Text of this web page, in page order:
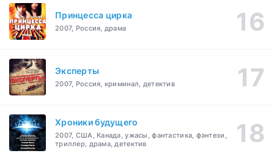
Принцесса цирка
2007, Россия, драма
Эксперты
2007, Россия, криминал, детектив
Хроники будущего
2007, США, Канада, ужасы, фантастика, фэнтези,
триллер, драма, детектив